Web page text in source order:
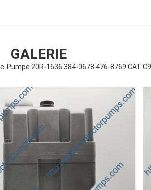
GALERIE
20R-1636 384-0678 476-8769 CAT C9